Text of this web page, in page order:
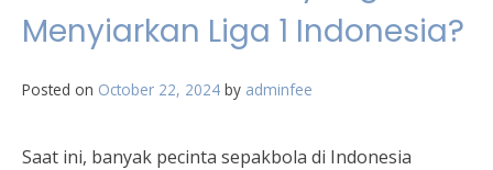
Menyiarkan Liga 1 Indonesia?
Posted on October 22, 2024 by adminfee
Saat ini, banyak pecinta sepakbola di Indonesia